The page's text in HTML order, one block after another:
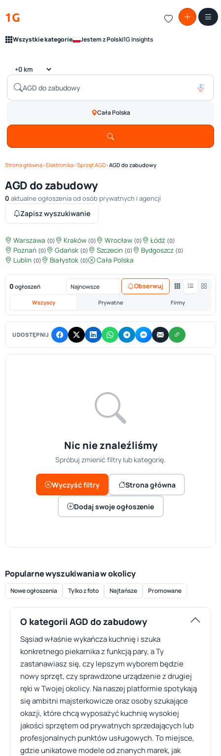
1G
Wszystkie kategorie Jestem z Polski1G Insights
Cała Polska
Strona główna›Elektronika›Sprzęt AGD›AGD do zabudowy
AGD do zabudowy
0 aktualne ogłoszenia od osób prywatnych i agencji
Zapisz wyszukiwanie
Warszawa (0) Kraków (0) Wrocław (0) Łódź (0)
Poznań (0) Gdańsk (0) Szczecin (0) Bydgoszcz (0)
Lublin (0) Białystok (0) Cała Polska
0 ogłoszeń
Wszyscy Prywatne Firmy
Obserwuj
UDOSTĘPNIJ
Nic nie znaleźliśmy
Spróbuj zmienić filtry lub kategorię.
Wyczyść filtry Strona główna
Dodaj swoje ogłoszenie
Popularne wyszukiwania w okolicy
Nowe ogłoszenia Tylko z foto Najtańsze Promowane
O kategorii AGD do zabudowy
Sąsiad właśnie wykańcza kuchnię i szuka
konkretnego piekarnika z funkcją pary, a Ty
zastanawiasz się, czy lepszym wyborem będzie
nowy sprzęt, czy sprawdzone urządzenie z drugiej
ręki w Twojej okolicy. Na naszej platformie spotykają
się ambitni majsterkowicze oraz osoby szukające
okazji, które chcą wyposażyć kuchnię wysokiej
jakości sprzętem od prywatnych sprzedających lub
profesjonalnych punktów usługowych. To miejsce,
gdzie unikatowe modele od znanych marek, jak